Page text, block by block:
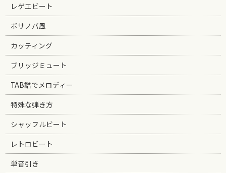
レゲエビート
ボサノバ風
カッティング
ブリッジミュート
TAB譜でメロディー
特殊な弾き方
シャッフルビート
レトロビート
単音引き